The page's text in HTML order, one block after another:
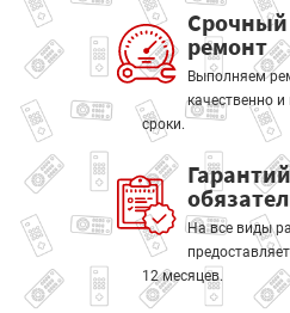
Срочный
ремонт
Выполняем
качественно и
сроки.
На все виды
12 месяцев.